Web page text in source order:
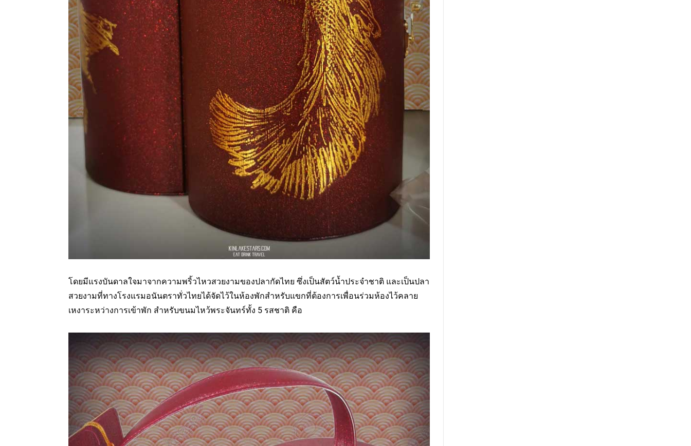
โดยมีแรงบันดาลใจมาจากความพริ้วไหวสวยงามของปลากัดไทย ซึ่งเป็นสัตว์น้ำประจำชาติ และเป็นปลา
สวยงามที่ทางโรงแรมอนันตราทั่วไทยได้จัดไว้ในห้องพักสำหรับแขกที่ต้องการเพื่อนร่วมห้องไว้คลาย
เหงาระหว่างการเข้าพัก สำหรับขนมไหว้พระจันทร์ทั้ง 5 รสชาติ คือ